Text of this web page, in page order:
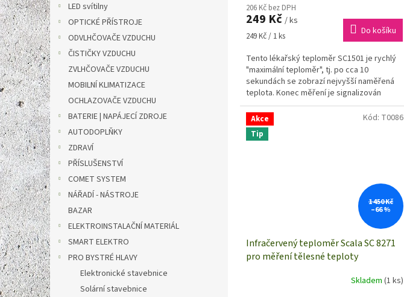
LED svítilny
OPTICKÉ PŘÍSTROJE
ODVLHČOVAČE VZDUCHU
ČISTIČKY VZDUCHU
ZVLHČOVAČE VZDUCHU
MOBILNÍ KLIMATIZACE
OCHLAZOVAČE VZDUCHU
BATERIE | NAPÁJECÍ ZDROJE
AUTODOPLŇKY
ZDRAVÍ
PŘÍSLUŠENSTVÍ
COMET SYSTEM
NÁŘADÍ - NÁSTROJE
BAZAR
ELEKTROINSTALAČNÍ MATERIÁL
SMART ELEKTRO
PRO BYSTRÉ HLAVY
Elektronické stavebnice
Solární stavebnice
206 Kč bez DPH
249 Kč / ks
Měrná
249 Kč / 1 ks Do košíku
Tento lékařský teploměr SC1501 je rychlý
"maximální teploměr", tj. po cca 10
sekundách se zobrazí nejvyšší naměřená
teplota. Konec měření je signalizován
signálním tónem...
Akce
Tip
1 450 Kč
–66 %
Infračervený teploměr Scala SC 8271
pro měření tělesné teploty
Skladem (1 ks)
Kód: T0086